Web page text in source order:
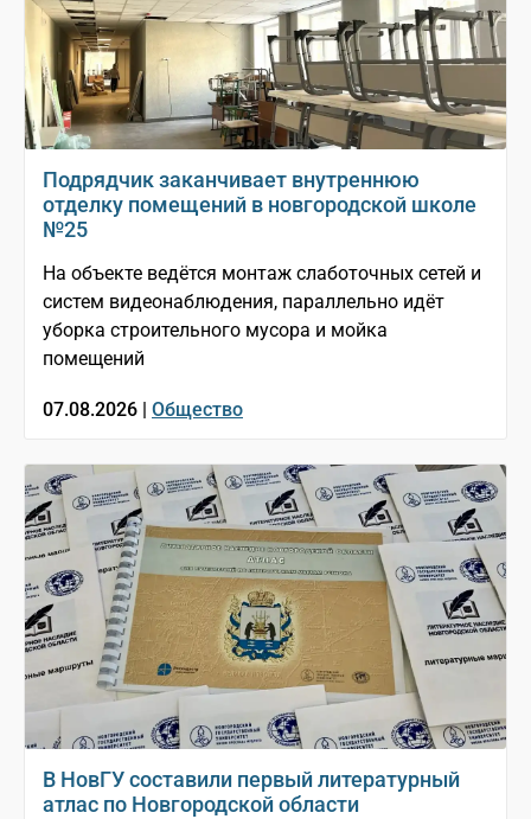
Подрядчик заканчивает внутреннюю
отделку помещений в новгородской школе
№25
На объекте ведётся монтаж слаботочных сетей и
систем видеонаблюдения, параллельно идёт
уборка строительного мусора и мойка
помещений
07.08.2026 | Общество
В НовГУ составили первый литературный
атлас по Новгородской области